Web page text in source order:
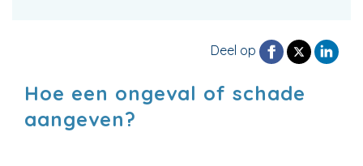
Deel op
Hoe een ongeval of schade
aangeven?